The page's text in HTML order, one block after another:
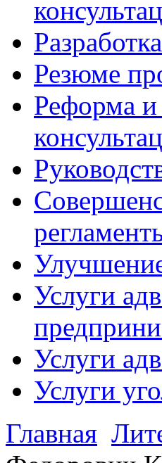
Резюме
Реформа и
Услуги
Услуги
Услуги
Главная